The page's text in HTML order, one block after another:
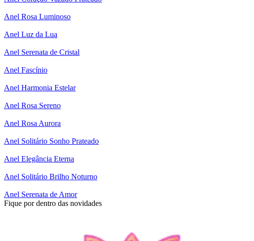
Anel Rosa Luminoso
Anel Luz da Lua
Anel Serenata de Cristal
Anel Fascínio
Anel Harmonia Estelar
Anel Rosa Sereno
Anel Rosa Aurora
Anel Solitário Sonho Prateado
Anel Elegância Eterna
Anel Solitário Brilho Noturno
Anel Serenata de Amor
Fique por dentro das novidades